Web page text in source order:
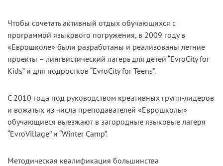
Чтобы сочетать активный отдых обучающихся с
программой языкового погружения, в 2009 году в
«Еврошколе» были разработаны и реализованы летние
проекты – лингвистический лагерь для детей “EvroCity for
Kids” и для подростков “EvroCity for Teens”.
С 2010 года под руководством креативных групп-лидеров
и вожатых из числа преподавателей «Еврошколы»
обучающиеся выезжают в загородные языковые лагеря
“EvroVillage” и “Winter Camp”.
Методическая квалификация большинства